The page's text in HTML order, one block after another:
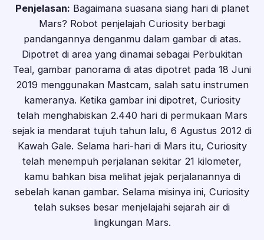
Penjelasan: Bagaimana suasana siang hari di planet
Mars? Robot penjelajah Curiosity berbagi
pandangannya denganmu dalam gambar di atas.
Dipotret di area yang dinamai sebagai Perbukitan
Teal, gambar panorama di atas dipotret pada 18 Juni
2019 menggunakan Mastcam, salah satu instrumen
kameranya. Ketika gambar ini dipotret, Curiosity
telah menghabiskan 2.440 hari di permukaan Mars
sejak ia mendarat tujuh tahun lalu, 6 Agustus 2012 di
Kawah Gale. Selama hari-hari di Mars itu, Curiosity
telah menempuh perjalanan sekitar 21 kilometer,
kamu bahkan bisa melihat jejak perjalanannya di
sebelah kanan gambar. Selama misinya ini, Curiosity
telah sukses besar menjelajahi sejarah air di
lingkungan Mars.